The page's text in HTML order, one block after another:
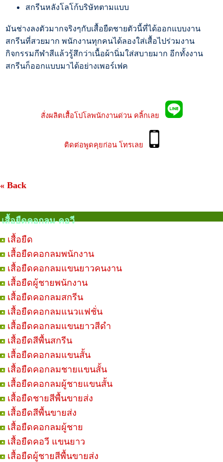
สกรีนหลังโลโก้บริษัทตามแบบ
มันช่างลงตัวมากจริงๆกับเสื้อยืดชายตัวนี้ที่ได้ออกแบบงาน
สกรีนที่สวยมาก พนักงานทุกคนได้ลองใส่เสื้อไปร่วมงาน
กิจกรรมกีฬาสีแล้วรู้สึกว่าเนื้อผ้านิ่มใส่สบายมาก อีกทั้งงาน
สกรีนก็ออกแบบมาได้อย่างเพอร์เฟค
สั่งผลิตเสื้อโปโลพนักงานด่วน คลิ้กเลย
ติดต่อพูดคุยก่อน โทรเลย
« Back
เสื้อยืดคอกลม-คอวี
เสื้อยืด
เสื้อยืดคอกลมพนักงาน
เสื้อยืดคอกลมแขนยาวคนงาน
เสื้อยืดผู้ชายพนักงาน
เสื้อยืดคอกลมสกรีน
เสื้อยืดคอกลมแนวแฟชั่น
เสื้อยืดคอกลมแขนยาวสีดำ
เสื้อยืดสีพื้นสกรีน
เสื้อยืดคอกลมแขนสั้น
เสื้อยืดคอกลมชายแขนสั้น
เสื้อยืดคอกลมผู้ชายแขนสั้น
เสื้อยืดชายสีพื้นขายส่ง
เสื้อยืดสีพื้นขายส่ง
เสื้อยืดคอกลมผู้ชาย
เสื้อยืดคอวี แขนยาว
เสื้อยืดผู้ชายสีพื้นขายส่ง